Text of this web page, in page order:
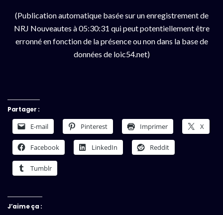
(Publication automatique basée sur un enregistrement de
NRJ Nouveautes à 05:30:31 qui peut potentiellement être
erronné en fonction de la présence ou non dans la base de
données de loic54.net)
Partager :
E-mail Pinterest Imprimer X
Facebook LinkedIn Reddit
Tumblr
J’aime ça :